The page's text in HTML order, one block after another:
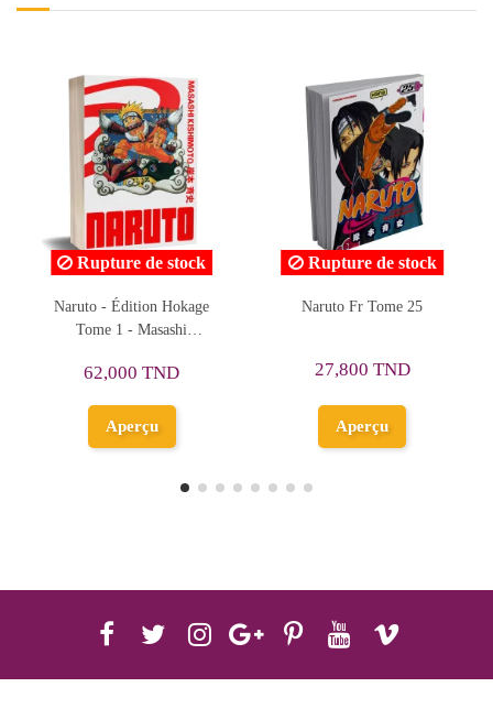
Rupture de stock
Naruto Fr Tome 25
27,800 TND
Aperçu
Rupture de stock
Dragon Ball 3-in-1 Edition,
47,950 TND
Aperçu